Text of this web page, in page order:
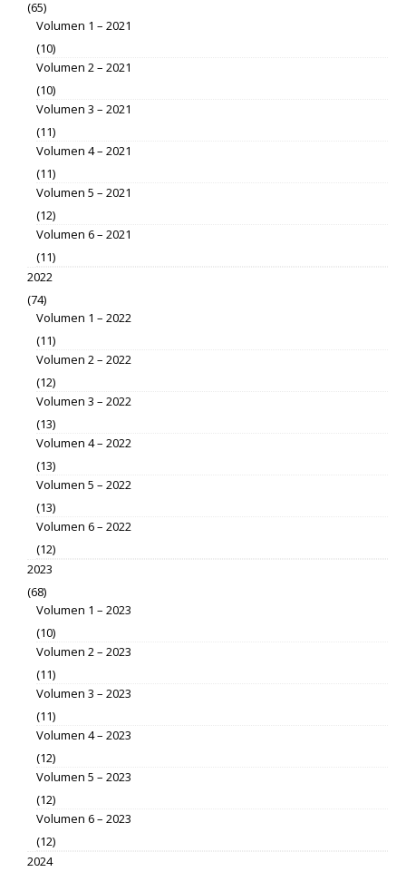
(65)
Volumen 1 – 2021
(10)
Volumen 2 – 2021
(10)
Volumen 3 – 2021
(11)
Volumen 4 – 2021
(11)
Volumen 5 – 2021
(12)
Volumen 6 – 2021
(11)
2022
(74)
Volumen 1 – 2022
(11)
Volumen 2 – 2022
(12)
Volumen 3 – 2022
(13)
Volumen 4 – 2022
(13)
Volumen 5 – 2022
(13)
Volumen 6 – 2022
(12)
2023
(68)
Volumen 1 – 2023
(10)
Volumen 2 – 2023
(11)
Volumen 3 – 2023
(11)
Volumen 4 – 2023
(12)
Volumen 5 – 2023
(12)
Volumen 6 – 2023
(12)
2024